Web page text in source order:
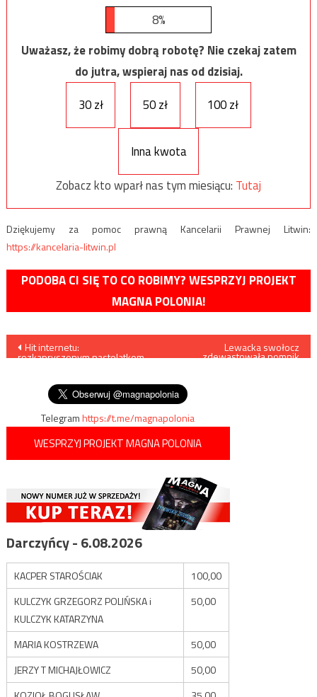
8%
Uważasz, że robimy dobrą robotę? Nie czekaj zatem
do jutra, wspieraj nas od dzisiaj.
30 zł
50 zł 100 zł
Inna kwota
Zobacz kto wparł nas tym miesiącu: Tutaj
Dziękujemy za pomoc prawną Kancelarii Prawnej Litwin:
https://kancelaria-litwin.pl
PODOBA CI SIĘ TO CO ROBIMY? WESPRZYJ PROJEKT
MAGNA POLONIA!
Nawigacja
wpisu
Hit internetu:
rozkapryszonym nastolatkom
Lewacka swołocz
zdewastowała pomnik
Telegramhttps://t.me/magnapolonia
WESPRZYJ PROJEKT MAGNA POLONIA
Darczyńcy - 6.08.2026
KACPER STAROŚCIAK
100,00
KULCZYK GRZEGORZ POLIŃSKA i
KULCZYK KATARZYNA
50,00
MARIA KOSTRZEWA
50,00
JERZY T MICHAJŁOWICZ
50,00